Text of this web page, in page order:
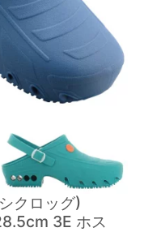
クロッグ)
3E ホス